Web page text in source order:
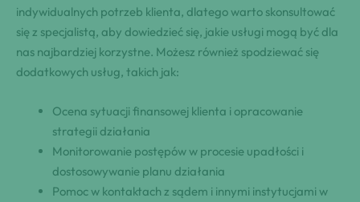
indywidualnych potrzeb klienta, dlatego warto skonsultować
się z specjalistą, aby dowiedzieć się, jakie usługi mogą być dla
nas najbardziej korzystne. Możesz również spodziewać się
dodatkowych usług, takich jak:
Ocena sytuacji finansowej klienta i opracowanie
strategii działania
Monitorowanie postępów w procesie upadłości i
dostosowywanie planu działania
Pomoc w kontaktach z sądem i innymi instytucjami w